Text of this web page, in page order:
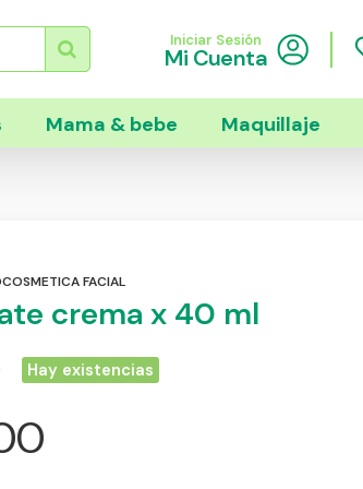
Iniciar Sesión
Mi Cuenta
Mama & bebe Maquillaje
FACIAL
crema x 40 ml
Hay existencias